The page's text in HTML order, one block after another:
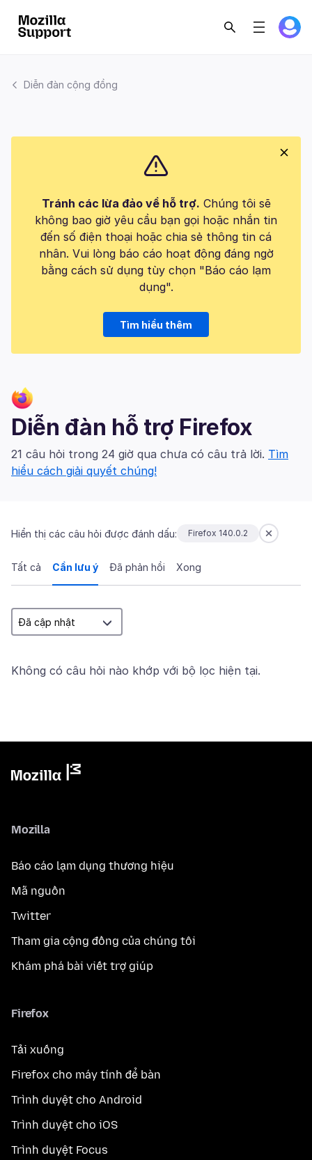
Diễn đàn cộng đồng
Tránh các lừa đảo về hỗ trợ. Chúng tôi sẽ
không bao giờ yêu cầu bạn gọi hoặc nhắn tin
đến số điện thoại hoặc chia sẻ thông tin cá
nhân. Vui lòng báo cáo hoạt động đáng ngờ
bằng cách sử dụng tùy chọn "Báo cáo lạm
dụng".
Tìm hiểu thêm
Diễn đàn hỗ trợ Firefox
21 câu hỏi trong 24 giờ qua chưa có câu trả lời. Tìm
hiểu cách giải quyết chúng!
Hiển thị các câu hỏi được đánh dấu: Firefox 140.0.2
Tất cả Cần lưu ý Đã phản hồi Xong
Không có câu hỏi nào khớp với bộ lọc hiện tại.
Mozilla
Báo cáo lạm dụng thương hiệu
Mã nguồn
Twitter
Tham gia cộng đồng của chúng tôi
Khám phá bài viết trợ giúp
Firefox
Tải xuống
Firefox cho máy tính để bàn
Trình duyệt cho Android
Trình duyệt cho iOS
Trình duyệt Focus